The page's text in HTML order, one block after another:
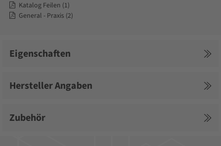
Katalog Feilen (1)
General - Praxis (2)
Eigenschaften
Hersteller Angaben
Zubehör